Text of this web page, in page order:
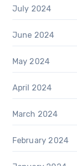
July 2024
June 2024
May 2024
April 2024
March 2024
February 2024